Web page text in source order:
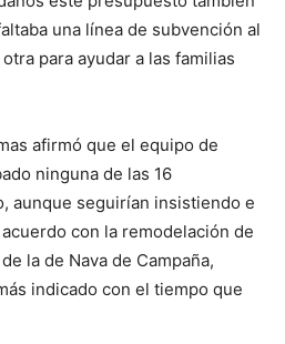
una línea de subvención al
para ayudar a las familias
afirmó que el equipo de
ninguna de las 16
aunque seguirían insistiendo e
con la remodelación de
la de Nava de Campaña,
indicado con el tiempo que